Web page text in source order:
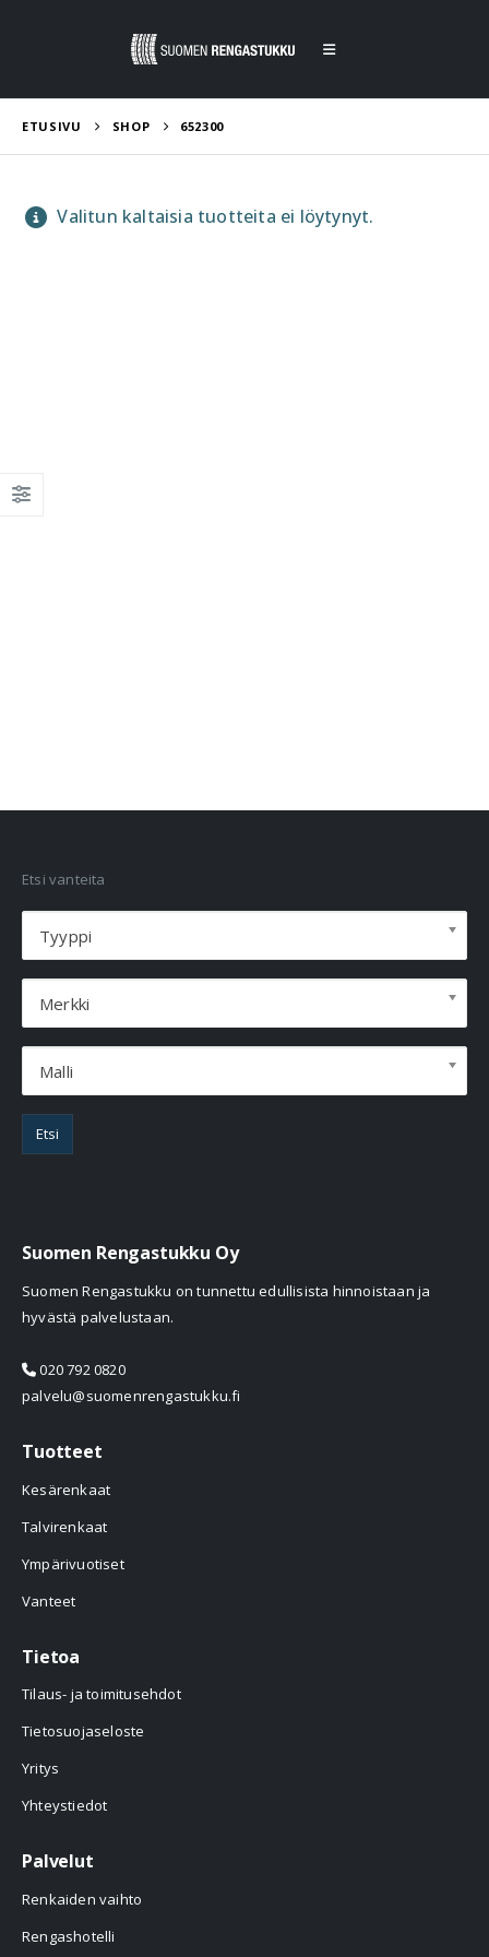
ETUSIVU SHOP 652300
Valitun kaltaisia tuotteita ei löytynyt.
Etsi vanteita
Tyyppi
Merkki
Malli
Etsi
Suomen Rengastukku Oy
Suomen Rengastukku on tunnettu edullisista hinnoistaan ja
hyvästä palvelustaan.
020 792 0820
palvelu@suomenrengastukku.fi
Tuotteet
Kesärenkaat
Talvirenkaat
Ympärivuotiset
Vanteet
Tietoa
Tilaus- ja toimitusehdot
Tietosuojaseloste
Yritys
Yhteystiedot
Palvelut
Renkaiden vaihto
Rengashotelli